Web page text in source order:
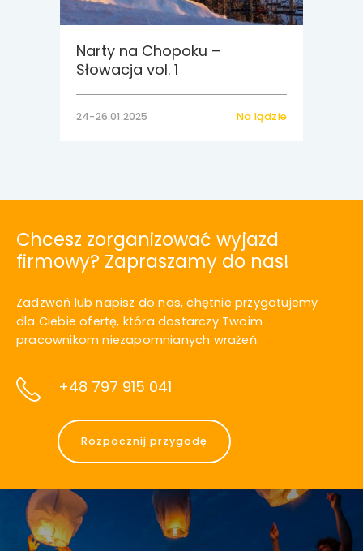
Narty na Chopoku –
Słowacja vol. 1
24-26.01.2025 Na lądzie
Chcesz zorganizować wyjazd
firmowy? Zapraszamy do nas!
Zadzwoń lub napisz do nas, chętnie przygotujemy
dla Ciebie ofertę, która dostarczy Twoim
pracownikom niezapomnianych wrażeń.
+48 797 915 041
Rozpocznij przygodę